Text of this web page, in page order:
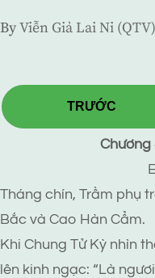
ByViễn Giả Lai Ni (QTV)
TRƯỚC
Chương
Tháng chín, Trầm phụ
Bắc và Cao Hàn Cẩm.
Khi Chung Tử Kỳ nhìn
lên kinh ngạc: “Là